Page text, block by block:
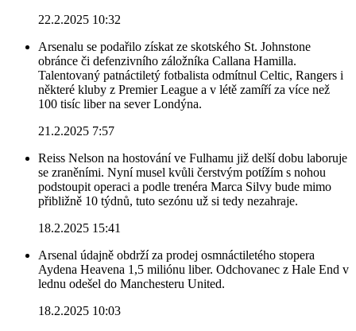
22.2.2025 10:32
Arsenalu se podařilo získat ze skotského St. Johnstone
obránce či defenzivního záložníka Callana Hamilla.
Talentovaný patnáctiletý fotbalista odmítnul Celtic, Rangers i
některé kluby z Premier League a v létě zamíří za více než
100 tisíc liber na sever Londýna.
21.2.2025 7:57
Reiss Nelson na hostování ve Fulhamu již delší dobu laboruje
se zraněními. Nyní musel kvůli čerstvým potížím s nohou
podstoupit operaci a podle trenéra Marca Silvy bude mimo
přibližně 10 týdnů, tuto sezónu už si tedy nezahraje.
18.2.2025 15:41
Arsenal údajně obdrží za prodej osmnáctiletého stopera
Aydena Heavena 1,5 miliónu liber. Odchovanec z Hale End v
lednu odešel do Manchesteru United.
18.2.2025 10:03